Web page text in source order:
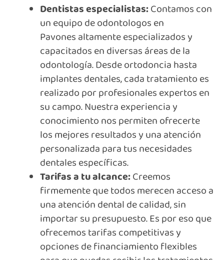
Dentistas especialistas:Contamos con
un equipo de odontologos en
Pavones altamente especializados y
capacitados en diversas áreas de la
odontología. Desde ortodoncia hasta
implantes dentales, cada tratamiento es
realizado por profesionales expertos en
su campo. Nuestra experiencia y
conocimiento nos permiten ofrecerte
los mejores resultados y una atención
personalizada para tus necesidades
dentales específicas.
Tarifas a tu alcance:Creemos
firmemente que todos merecen acceso a
una atención dental de calidad, sin
importar su presupuesto. Es por eso que
ofrecemos tarifas competitivas y
opciones de financiamiento flexibles